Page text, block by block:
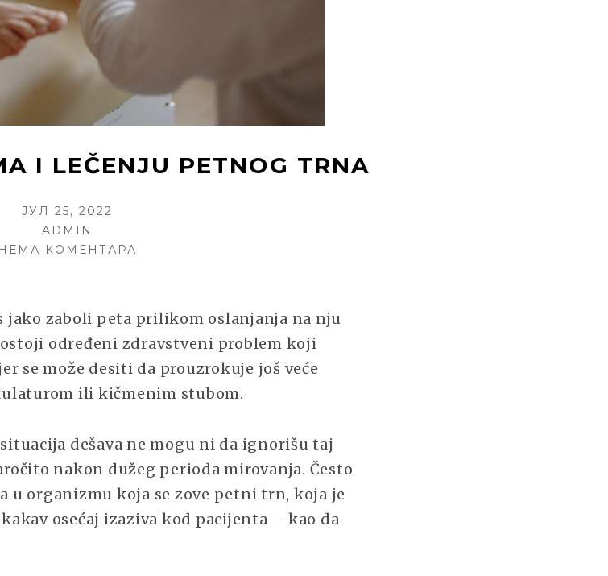
I LEČENJU PETNOG TRNA
POSTED
ON
ЈУЛ 25, 2022
AUTHOR
ADMIN
НЕМА КОМЕНТАРА
I
LEČENJU
PETNOG
TRNA
jako zaboli peta prilikom oslanjanja na nju
određeni zdravstveni problem koji
se može desiti da prouzrokuje još veće
ili kičmenim stubom.
dešava ne mogu ni da ignorišu taj
nakon dužeg perioda mirovanja. Često
u organizmu koja se zove petni trn, koja je
osećaj izaziva kod pacijenta – kao da